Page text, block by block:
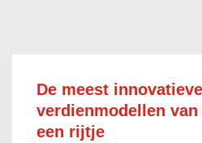
De meest innovatieve
verdienmodellen
een rijtje